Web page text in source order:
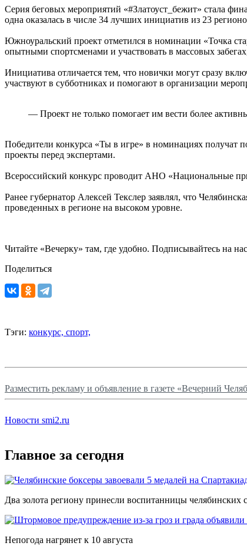
Серия беговых мероприятий «#Златоуст_бежит» стала
одна оказалась в числе 34 лучших инициатив из 23
Южноуральский проект отметился в номинации «Точка
опытными спортсменами и участвовать в массовых
Инициатива отличается тем, что новички могут сразу
участвуют в субботниках и помогают в организации
— Проект не только помогает им вести более
Победители конкурса «Ты в игре» в номинациях получат
проекты перед экспертами.
Всероссийский конкурс проводит АНО «Национальные
Ранее губернатор Алексей Текслер заявлял, что
проведенных в регионе на высоком уровне.
Читайте «Вечерку» там, где удобно. Подписывайтесь на
Поделиться
Тэги: конкурс, спорт,
Разместить рекламу и объявление в газете «Вечерний
Новости smi2.ru
Главное за сегодня
Два золота региону принесли воспитанницы челябинских
Непогода нагрянет к 10 августа